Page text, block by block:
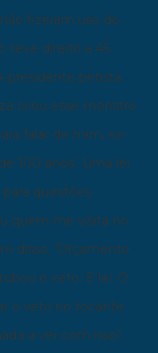
fizeram uso do
teve direito a 45
presidente petista.
criou esse monstro
falar de mim, ex-
100 anos'. Uma lei
questões
quem me visita no
disso. 'Orçamento
o veto. É lei. O
o veto no tocante
a ver com isso",